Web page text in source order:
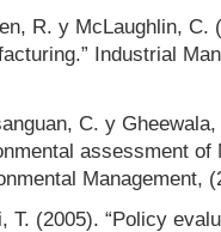
R. y McLaughlin, C.
Industrial
C. y
assessment of
Management,
T. (2005). “Policy